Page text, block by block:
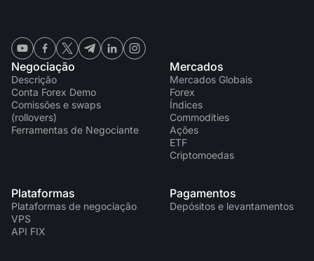
Negociação
Descrição
Conta Forex Demo
Comissões e swaps
(rollovers)
Ferramentas de Negociante
Mercados
Mercados Globais
Forex
Índices
Commodities
Ações
ETF
Criptomoedas
Plataformas
Plataformas de negociação
VPS
API FIX
Pagamentos
Depósitos e levantamentos